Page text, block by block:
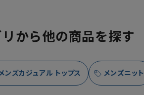
から他の商品を探す
メンズカジュアル トップス メンズニット